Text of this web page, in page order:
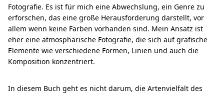
Fotografie. Es ist für mich eine Abwechslung, ein Genre zu
erforschen, das eine große Herausforderung darstellt, vor
allem wenn keine Farben vorhanden sind. Mein Ansatz ist
eher eine atmosphärische Fotografie, die sich auf grafische
Elemente wie verschiedene Formen, Linien und auch die
Komposition konzentriert.
In diesem Buch geht es nicht darum, die Artenvielfalt des